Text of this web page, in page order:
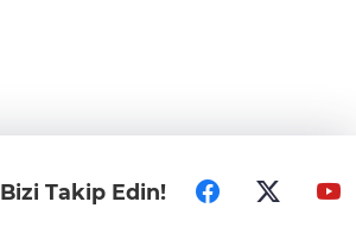
Bizi Takip Edin!